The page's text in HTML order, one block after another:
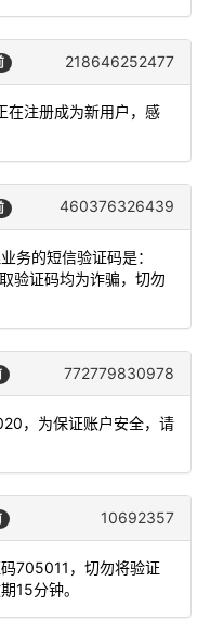
218646252477
在注册成为新用户，感
460376326439
务的短信验证码是：
验证码均为诈骗，切勿
772779830978
，为保证账户安全，请
10692357
705011，切勿将验证
15分钟。